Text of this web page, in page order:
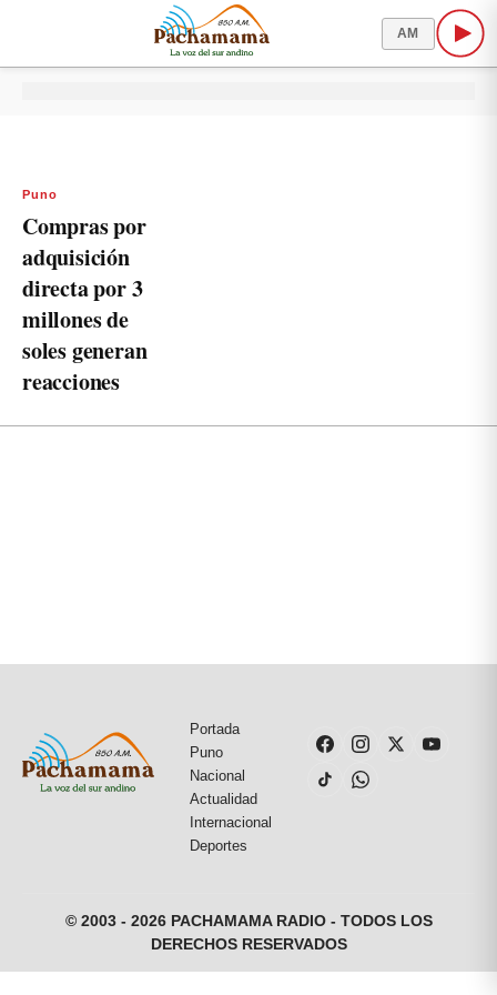
AM
Puno
Compras por
adquisición
directa por 3
millones de
soles generan
reacciones
Portada
Puno
Nacional
Actualidad
Internacional
Deportes
© 2003 - 2026 PACHAMAMA RADIO - TODOS LOS
DERECHOS RESERVADOS